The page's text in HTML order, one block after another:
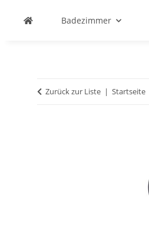
Badezimmer
Zurück zur Liste Startseite